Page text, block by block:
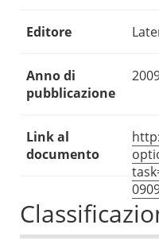
Editore
Anno di
pubblicazione
Link al
documento